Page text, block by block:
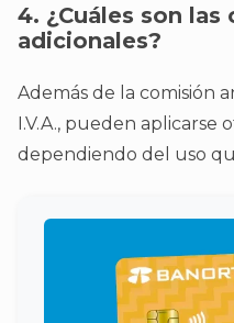
4. ¿Cuáles son las
adicionales?
Además de la comisión
I.V.A., pueden aplicarse
dependiendo del uso